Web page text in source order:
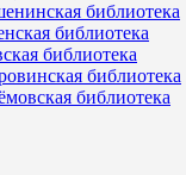
библиотека
библиотека
библиотека
библиотека
библиотека